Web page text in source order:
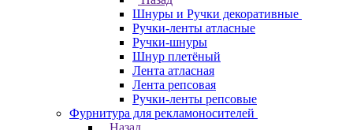
Шнуры и Ручки декоративные
Ручки-ленты атласные
Ручки-шнуры
Шнур плетёный
Лента атласная
Лента репсовая
Ручки-ленты репсовые
Фурнитура для рекламоносителей
Назад